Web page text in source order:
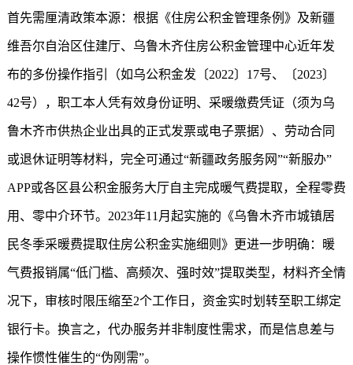
首先需厘清政策本源：根据《住房公积金管理条例》及新疆
维吾尔自治区住建厅、乌鲁木齐住房公积金管理中心近年发
布的多份操作指引（如乌公积金发〔2022〕17号、〔2023〕
42号），职工本人凭有效身份证明、采暖缴费凭证（须为乌
鲁木齐市供热企业出具的正式发票或电子票据）、劳动合同
或退休证明等材料，完全可通过“新疆政务服务网”“新服办”
APP或各区县公积金服务大厅自主完成暖气费提取，全程零费
用、零中介环节。2023年11月起实施的《乌鲁木齐市城镇居
民冬季采暖费提取住房公积金实施细则》更进一步明确：暖
气费报销属“低门槛、高频次、强时效”提取类型，材料齐全情
况下，审核时限压缩至2个工作日，资金实时划转至职工绑定
银行卡。换言之，代办服务并非制度性需求，而是信息差与
操作惯性催生的“伪刚需”。